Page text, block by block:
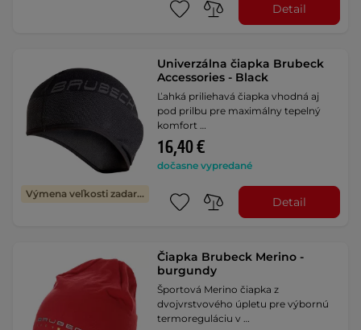
Detail
Výmena veľkosti zadarmo
Univerzálna čiapka Brubeck
Accessories - Black
Ľahká priliehavá čiapka vhodná aj
pod prilbu pre maximálny tepelný
komfort …
16,40 €
dočasne vypredané
Detail
Čiapka Brubeck Merino -
burgundy
Športová Merino čiapka z
dvojvrstvového úpletu pre výbornú
termoreguláciu v …